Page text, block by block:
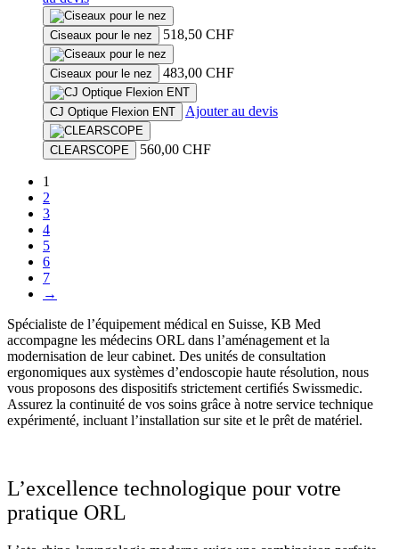
Ciseaux pour le nez 518,50 CHF
Ciseaux pour le nez 483,00 CHF
CJ Optique Flexion ENT Ajouter au devis
CLEARSCOPE 560,00 CHF
1
2
3
4
5
6
7
→
Spécialiste de l’équipement médical en Suisse, KB Med
accompagne les médecins ORL dans l’aménagement et la
modernisation de leur cabinet. Des unités de consultation
ergonomiques aux systèmes d’endoscopie haute résolution, nous
vous proposons des dispositifs strictement certifiés Swissmedic.
Assurez la continuité de vos soins grâce à notre service technique
expérimenté, incluant l’installation sur site et le prêt de matériel.
L’excellence technologique pour votre
pratique ORL